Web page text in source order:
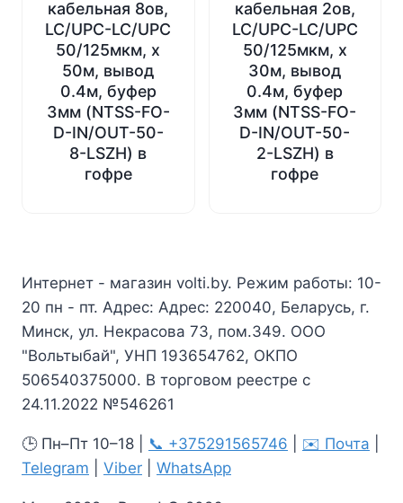
кабельная 8ов,
LC/UPC-LC/UPC
50/125мкм, х
50м, вывод
0.4м, буфер
3мм (NTSS-FO-
D-IN/OUT-50-
8-LSZH) в
гофре
кабельная 2ов,
LC/UPC-LC/UPC
50/125мкм, х
30м, вывод
0.4м, буфер
3мм (NTSS-FO-
D-IN/OUT-50-
2-LSZH) в
гофре
Интернет - магазин volti.by. Режим работы: 10-
20 пн - пт. Адрес: Адрес: 220040, Беларусь, г.
Минск, ул. Некрасова 73, пом.349. ООО
"Вольтыбай", УНП 193654762, ОКПО
506540375000. В торговом реестре с
24.11.2022 №546261
🕒 Пн–Пт 10–18 | 📞 +375291565746 ✉️ Почта
Telegram
Viber WhatsApp